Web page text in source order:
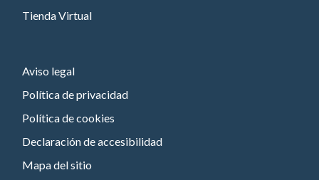
Tienda Virtual
Aviso legal
Política de privacidad
Política de cookies
Declaración de accesibilidad
Mapa del sitio